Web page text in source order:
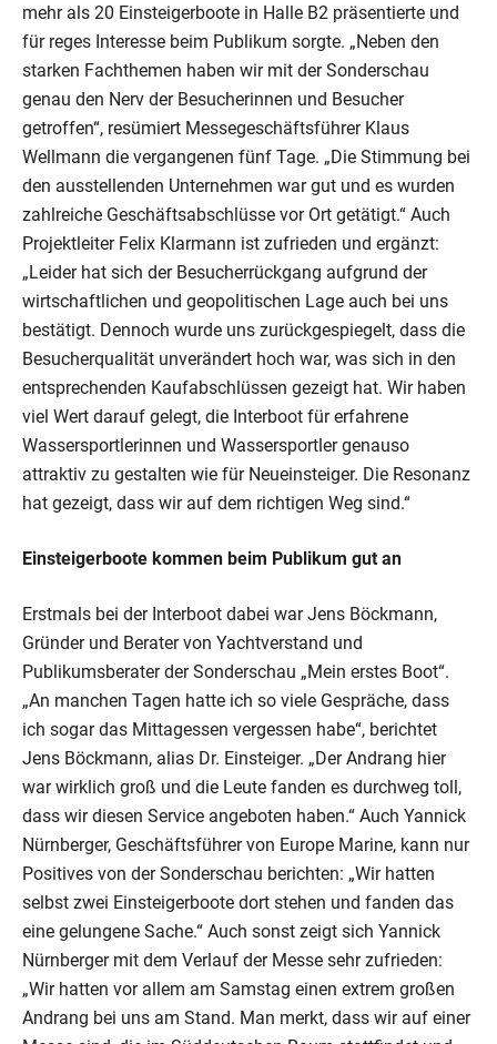
mehr als 20 Einsteigerboote in Halle B2 präsentierte und
für reges Interesse beim Publikum sorgte. „Neben den
starken Fachthemen haben wir mit der Sonderschau
genau den Nerv der Besucherinnen und Besucher
getroffen“, resümiert Messegeschäftsführer Klaus
Wellmann die vergangenen fünf Tage. „Die Stimmung bei
den ausstellenden Unternehmen war gut und es wurden
zahlreiche Geschäftsabschlüsse vor Ort getätigt.“ Auch
Projektleiter Felix Klarmann ist zufrieden und ergänzt:
„Leider hat sich der Besucherrückgang aufgrund der
wirtschaftlichen und geopolitischen Lage auch bei uns
bestätigt. Dennoch wurde uns zurückgespiegelt, dass die
Besucherqualität unverändert hoch war, was sich in den
entsprechenden Kaufabschlüssen gezeigt hat. Wir haben
viel Wert darauf gelegt, die Interboot für erfahrene
Wassersportlerinnen und Wassersportler genauso
attraktiv zu gestalten wie für Neueinsteiger. Die Resonanz
hat gezeigt, dass wir auf dem richtigen Weg sind.“
Einsteigerboote kommen beim Publikum gut an
Erstmals bei der Interboot dabei war Jens Böckmann,
Gründer und Berater von Yachtverstand und
Publikumsberater der Sonderschau „Mein erstes Boot“.
„An manchen Tagen hatte ich so viele Gespräche, dass
ich sogar das Mittagessen vergessen habe“, berichtet
Jens Böckmann, alias Dr. Einsteiger. „Der Andrang hier
war wirklich groß und die Leute fanden es durchweg toll,
dass wir diesen Service angeboten haben.“ Auch Yannick
Nürnberger, Geschäftsführer von Europe Marine, kann nur
Positives von der Sonderschau berichten: „Wir hatten
selbst zwei Einsteigerboote dort stehen und fanden das
eine gelungene Sache.“ Auch sonst zeigt sich Yannick
Nürnberger mit dem Verlauf der Messe sehr zufrieden:
„Wir hatten vor allem am Samstag einen extrem großen
Andrang bei uns am Stand. Man merkt, dass wir auf einer